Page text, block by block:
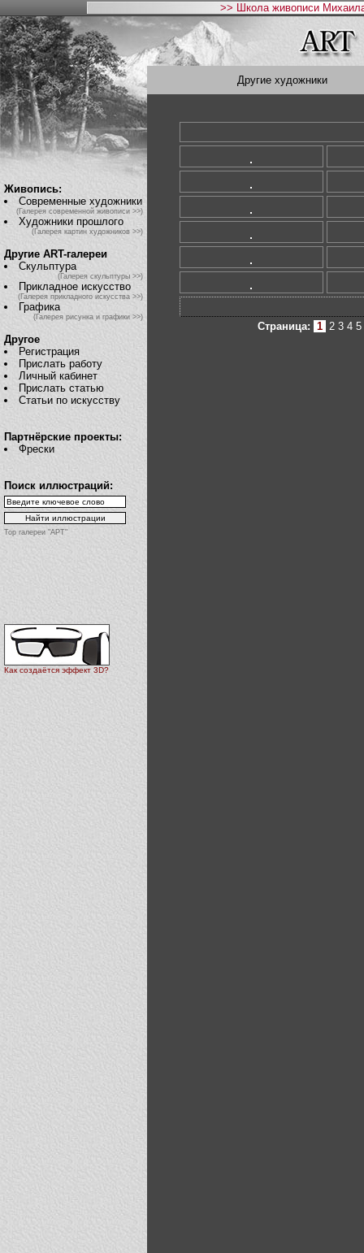
>> Школа живописи
Живопись:
Современные художники
(Галерея современной живописи >>)
Художники прошлого
(Галерея картин художников >>)
Другие ART-галереи
Скульптура
(Галерея скульптуры >>)
Прикладное искусство
(Галерея прикладного искусства >>)
Графика
(Галерея рисунка и графики >>)
Другое
Регистрация
Прислать работу
Личный кабинет
Прислать статью
Статьи по искусству
Партнёрские проекты:
Фрески
Поиск иллюстраций:
Top галереи "АРТ"
Как создаётся эффект 3D?
Другие художники
Страница: 1 2 3 4 5